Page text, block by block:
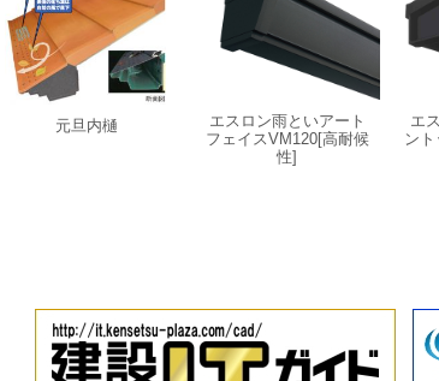
元旦内樋
エスロン雨といアート
フェイスVM120[高耐候
性]
エ
ン